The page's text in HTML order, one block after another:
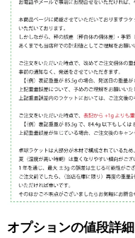
オプションの値段詳細